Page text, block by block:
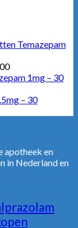
Temazepam
1mg – 30
– 30
apotheek en
in Nederland en